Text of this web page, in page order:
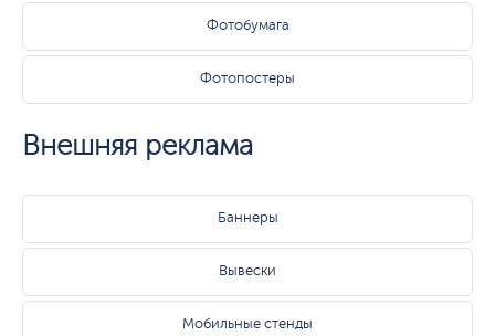
Фотобумага
Фотопостеры
Внешняя реклама
Баннеры
Вывески
Мобильные стенды